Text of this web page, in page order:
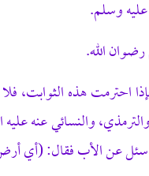
احترمت هذه الثوابت،
والنسائي عنه
عن الأب فقال: (أي أرض